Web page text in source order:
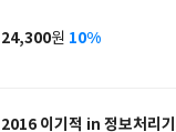
사
가
24,300원 10%
2016 이기적 in 정보처리